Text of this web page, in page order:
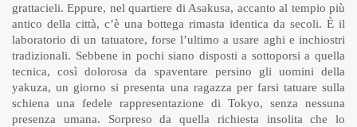
grattacieli. Eppure, nel quartiere di Asakusa, accanto al tempio più
antico della città, c’è una bottega rimasta identica da secoli. È il
laboratorio di un tatuatore, forse l’ultimo a usare aghi e inchiostri
tradizionali. Sebbene in pochi siano disposti a sottoporsi a quella
tecnica, così dolorosa da spaventare persino gli uomini della
yakuza, un giorno si presenta una ragazza per farsi tatuare sulla
schiena una fedele rappresentazione di Tokyo, senza nessuna
presenza umana. Sorpreso da quella richiesta insolita che lo